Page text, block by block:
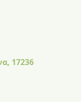
17236